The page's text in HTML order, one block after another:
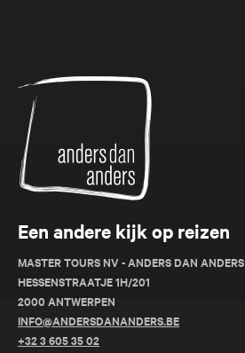
Anders
dan
Anders
Een andere kijk op reizen
MASTER TOURS NV - ANDERS DAN ANDERS
HESSENSTRAATJE 1H/201
2000 ANTWERPEN
INFO@ANDERSDANANDERS.BE
+32 3 605 35 02